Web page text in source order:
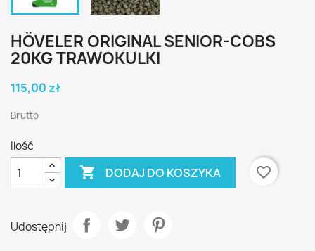
HÖVELER ORIGINAL SENIOR-COBS
20KG TRAWOKULKI
115,00 zł
Brutto
Ilość
 DODAJ DO KOSZYKA favorite_border
Udostępnij